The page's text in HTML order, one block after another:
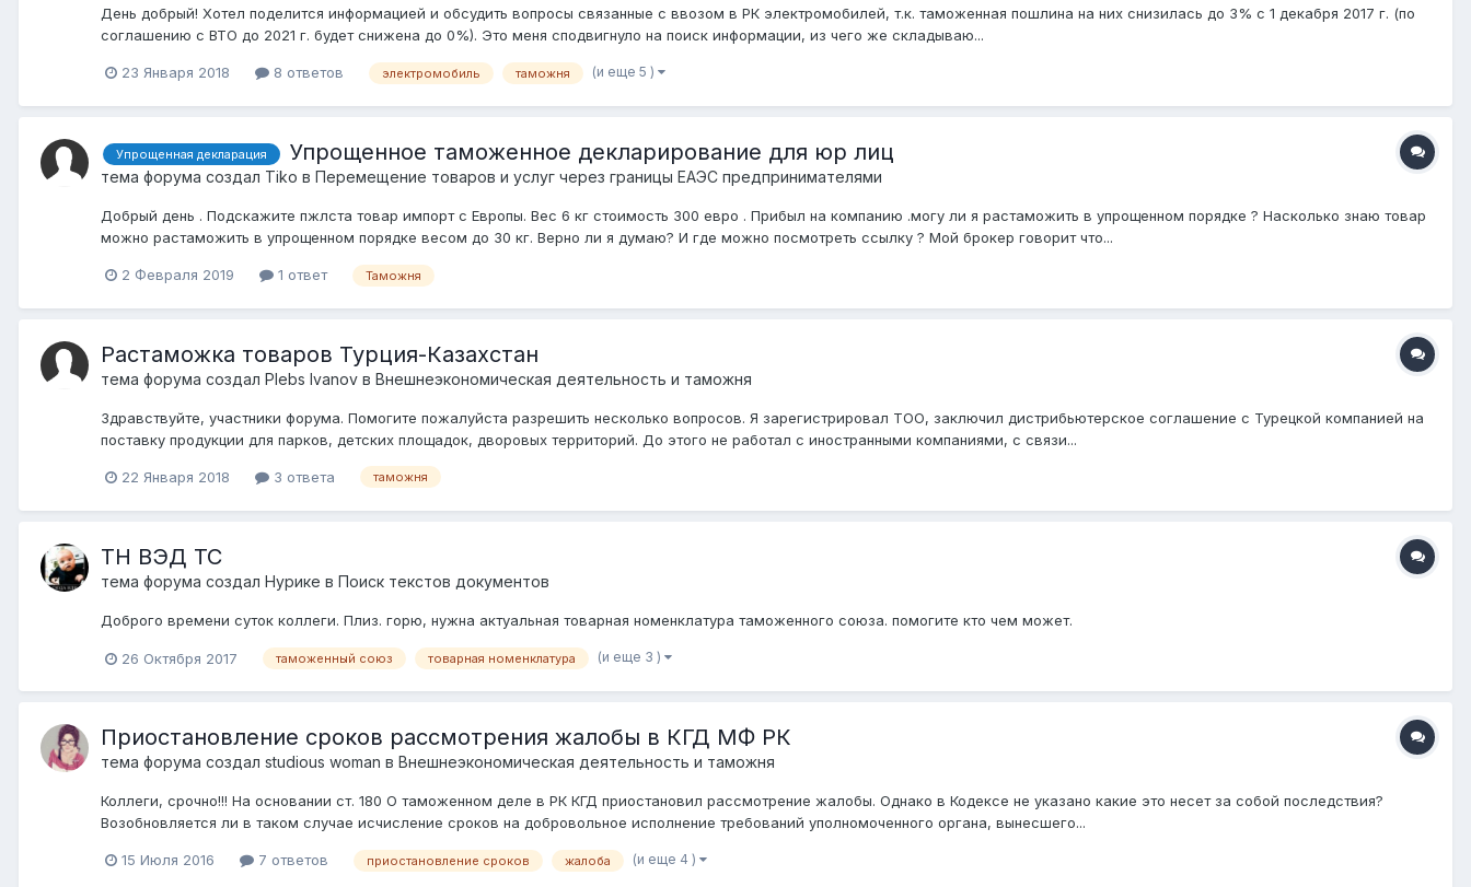
День добрый! Хотел поделится информацией и обсудить вопросы связанные с ввозом в РК электромобилей, т.к. таможенная пошлина на них снизилась до 3% с 1 декабря 2017 г. (по
соглашению с ВТО до 2021 г. будет снижена до 0%). Это меня сподвигнуло на поиск информации, из чего же складываю...
23 Января 2018 8 ответов электромобиль таможня (и еще 5 )
Упрощенная декларация Упрощенное таможенное декларирование для юр лиц
тема форума создал Tiko в Перемещение товаров и услуг через границы ЕАЭС предпринимателями
Добрый день . Подскажите пжлста товар импорт с Европы. Вес 6 кг стоимость 300 евро . Прибыл на компанию .могу ли я растаможить в упрощенном порядке ? Насколько знаю товар
можно растаможить в упрощенном порядке весом до 30 кг. Верно ли я думаю? И где можно посмотреть ссылку ? Мой брокер говорит что...
2 Февраля 2019 1 ответ Таможня
Растаможка товаров Турция-Казахстан
тема форума создал Plebs Ivanov в Внешнеэкономическая деятельность и таможня
Здравствуйте, участники форума. Помогите пожалуйста разрешить несколько вопросов. Я зарегистрировал ТОО, заключил дистрибьютерское соглашение с Турецкой компанией на
поставку продукции для парков, детских площадок, дворовых территорий. До этого не работал с иностранными компаниями, с связи...
22 Января 2018 3 ответа таможня
ТН ВЭД ТС
тема форума создал Нурике в Поиск текстов документов
Доброго времени суток коллеги. Плиз. горю, нужна актуальная товарная номенклатура таможенного союза. помогите кто чем может.
26 Октября 2017 таможенный союз товарная номенклатура (и еще 3 )
Приостановление сроков рассмотрения жалобы в КГД МФ РК
тема форума создал studious woman в Внешнеэкономическая деятельность и таможня
Коллеги, срочно!!! На основании ст. 180 О таможенном деле в РК КГД приостановил рассмотрение жалобы. Однако в Кодексе не указано какие это несет за собой последствия?
Возобновляется ли в таком случае исчисление сроков на добровольное исполнение требований уполномоченного органа, вынесшего...
15 Июля 2016 7 ответов приостановление сроков жалоба (и еще 4 )